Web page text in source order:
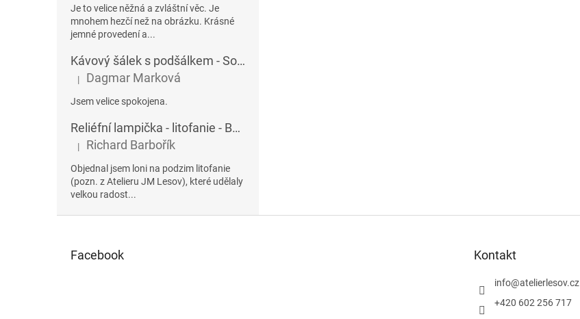
Je to velice něžná a zvláštní věc. Je
mnohem hezčí než na obrázku. Krásné
jemné provedení a...
Kávový šálek s podšálkem - Sophia 432AU
Hodnocení produktu je 5 z 5 hvězdiček.
| Dagmar Marková
Jsem velice spokojena.
Reliéfní lampička - litofanie - Betlém
Hodnocení produktu je 5 z 5 hvězdiček.
| Richard Barbořík
Objednal jsem loni na podzim litofanie
(pozn. z Atelieru JM Lesov), které udělaly
velkou radost...
Facebook Kontakt
info@atelierlesov.cz
+420 602 256 717